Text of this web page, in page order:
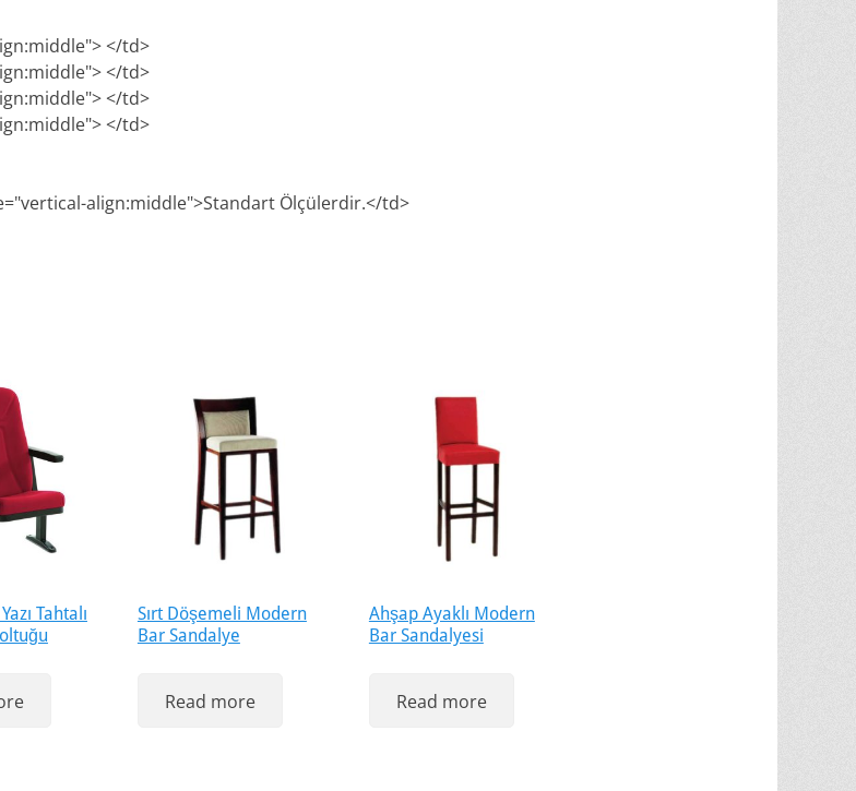
</td>
</td>
</td>
</td>
align:middle">Standart Ölçülerdir.</td>
Tahtalı
Sırt Döşemeli Modern
Bar Sandalye
Read more
Ahşap Ayaklı Modern
Bar Sandalyesi
Read more